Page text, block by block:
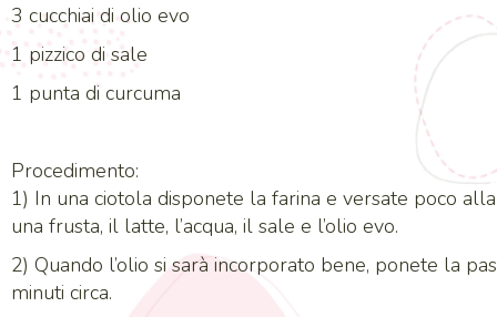
3 cucchiai di olio evo
1 pizzico di sale
1 punta di curcuma
Procedimento:
1) In una ciotola disponete la farina e versate poco
una frusta, il latte, l’acqua, il sale e l’olio evo.
2) Quando l’olio si sarà incorporato bene, ponete la
minuti circa.